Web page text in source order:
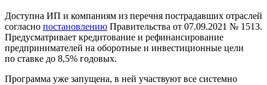
Доступна ИП и компаниям из перечня пострадавших отраслей
согласно постановлению Правительства от 07.09.2021 № 1513.
Предусматривает кредитование и рефинансирование
предпринимателей на оборотные и инвестиционные цели
по ставке до 8,5% годовых.
Программа уже запущена, в ней участвуют все системно